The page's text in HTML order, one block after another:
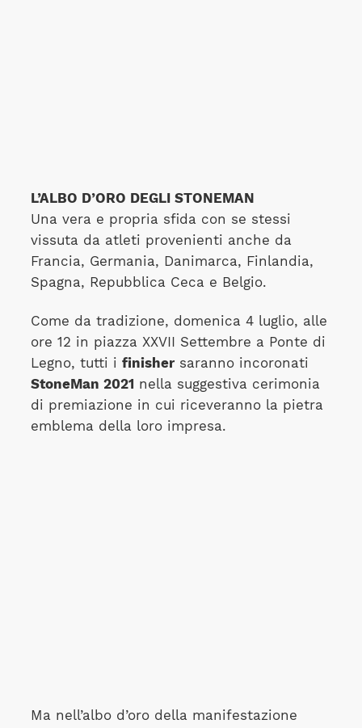
L’ALBO D’ORO DEGLI STONEMAN
Una vera e propria sfida con se stessi
vissuta da atleti provenienti anche da
Francia, Germania, Danimarca, Finlandia,
Spagna, Repubblica Ceca e Belgio.
Come da tradizione, domenica 4 luglio, alle
ore 12 in piazza XXVII Settembre a Ponte di
Legno, tutti i finishersaranno incoronati
StoneMan 2021 nella suggestiva cerimonia
di premiazione in cui riceveranno la pietra
emblema della loro impresa.
Ma nell’albo d’oro della manifestazione